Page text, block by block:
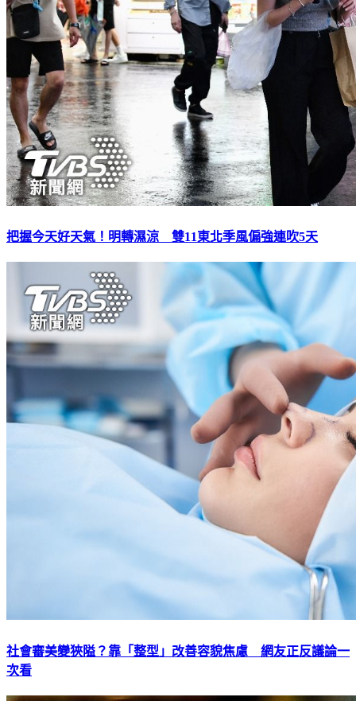
把握今天好天氣！明轉濕涼 雙11東北季風偏強連吹5天
社會審美變狹隘？靠「整型」改善容貌焦慮 網友正反議論一
次看